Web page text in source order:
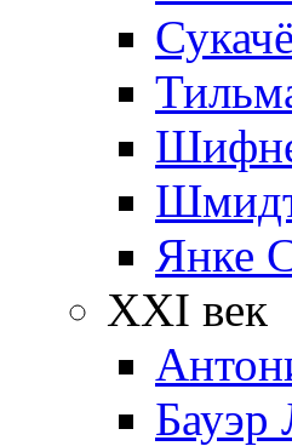
Янке
XXI век
Бауэр